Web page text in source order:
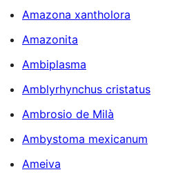
Amazona xantholora
Amazonita
Ambiplasma
Amblyrhynchus cristatus
Ambrosio de Milà
Ambystoma mexicanum
Ameiva